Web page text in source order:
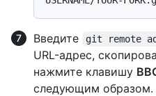
Введите git remote
URL-адрес,
нажмите клавишу
следующим образом.